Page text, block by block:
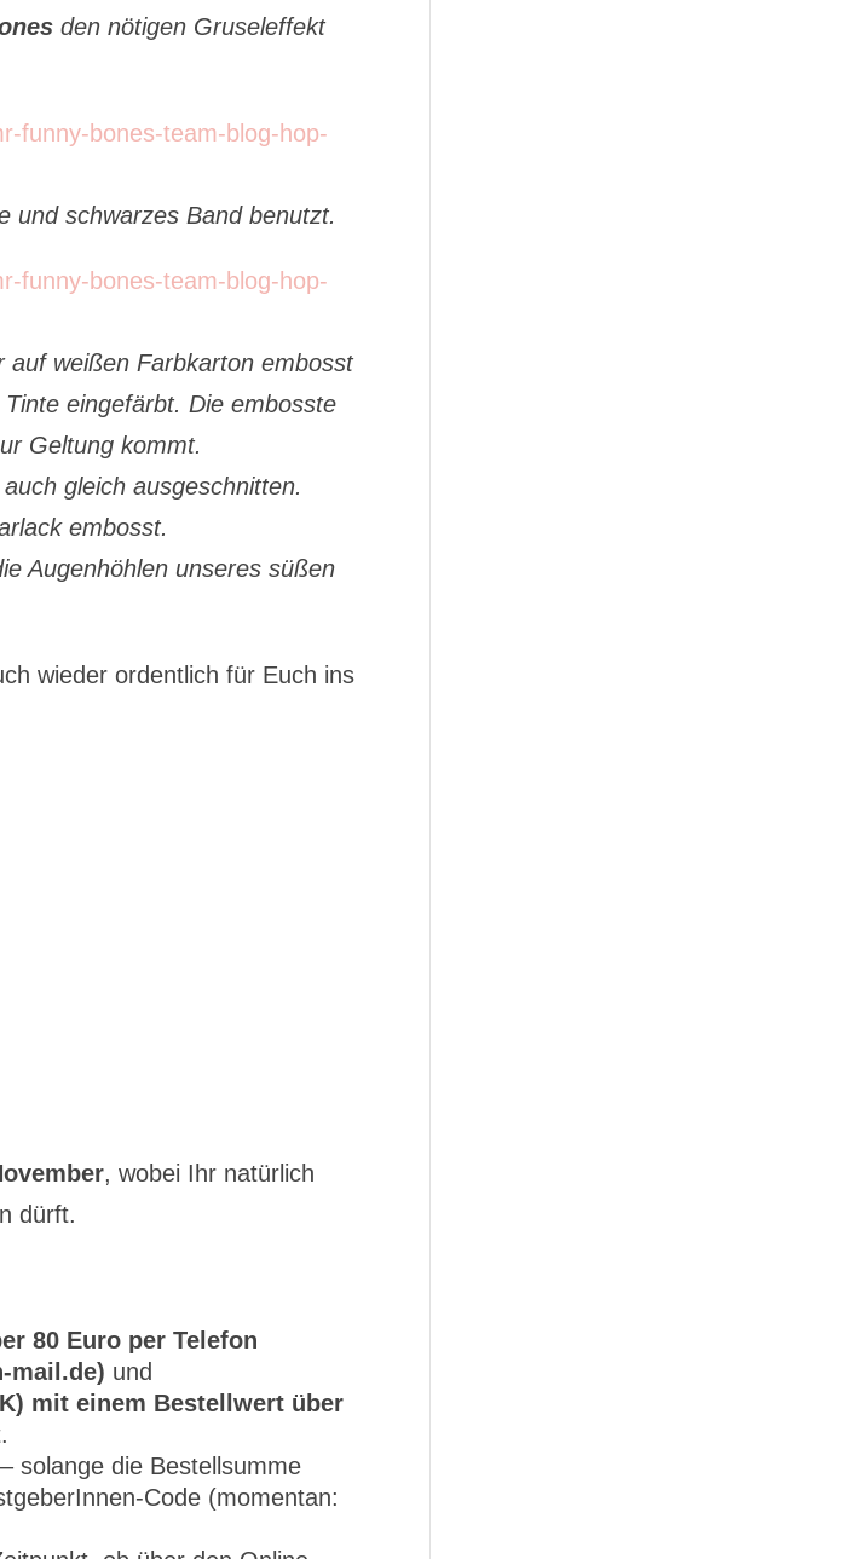
den nötigen Gruseleffekt
und schwarzes Band benutzt.
auf weißen Farbkarton embosst
eingefärbt. Die embosste
Geltung kommt.
gleich ausgeschnitten.
embosst.
Augenhöhlen unseres süßen
wieder ordentlich für Euch ins
, wobei Ihr natürlich
dürft.
80 Euro per Telefon
mail.de) und
mit einem Bestellwert über
solange die Bestellsumme
Code (momentan: